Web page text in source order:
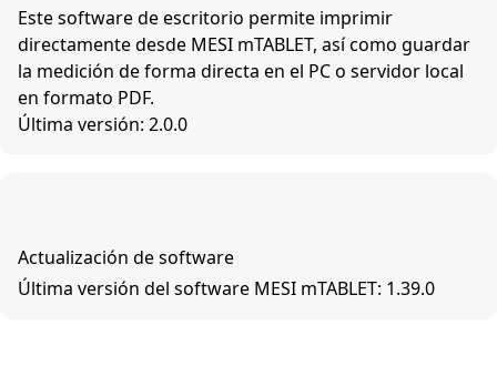
Este software de escritorio permite imprimir
directamente desde MESI mTABLET, así como guardar
la medición de forma directa en el PC o servidor local
en formato PDF.
Última versión: 2.0.0
Actualización de software
Última versión del software MESI mTABLET: 1.39.0